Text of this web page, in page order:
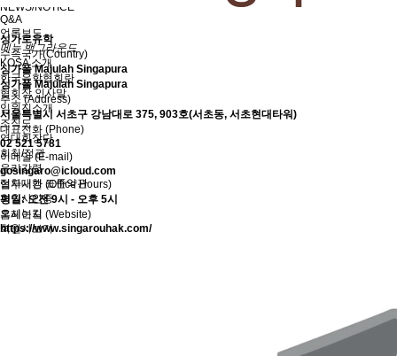
NEWS/NOTICE
Q&A
언론보도
메뉴 백그라운드
KOSA 소개
한국유학협회란
협회장 인사말
임원진소개
조직도
역대회장단
회칙/정관
윤리강령
절차대행 표준약관
회원사인증
오시는길
회원사보기
싱가로유학
수속국가(Country)
싱가폴 Majulah Singapura
싱가폴 Majulah Singapura
주소 (Address)
서울특별시 서초구 강남대로 375, 903호(서초동, 서초현대타워)
대표전화 (Phone)
02 521 5781
이메일 (E-mail)
gosingaro@icloud.com
업무시간 (Office Hours)
평일: 오전 9시 - 오후 5시
홈페이지 (Website)
https://www.singarouhak.com/